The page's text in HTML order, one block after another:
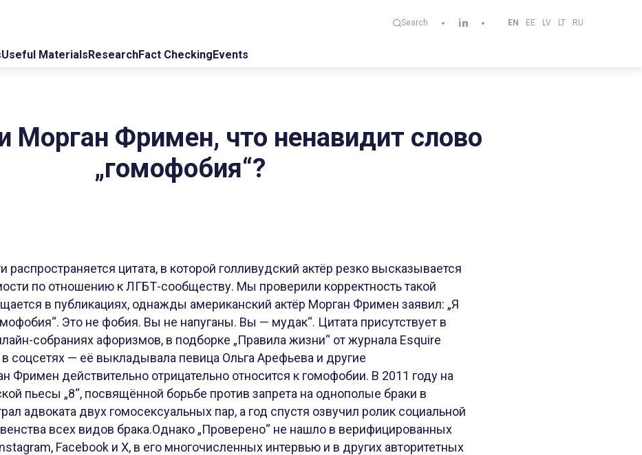
Search EN EE LV LT RU
Useful MaterialsResearchFact CheckingEvents
Морган Фримен, что ненавидит слово
„гомофобия“?
распространяется цитата, в которой голливудский актёр резко высказывается
по отношению к ЛГБТ-сообществу. Мы проверили корректность такой
в публикациях, однажды американский актёр Морган Фримен заявил: „Я
Это не фобия. Вы не напуганы. Вы — мудак“. Цитата присутствует в
собраниях афоризмов, в подборке „Правила жизни“ от журнала Esquire
соцсетях — её выкладывала певица Ольга Арефьева и другие
Фримен действительно отрицательно относится к гомофобии. В 2011 году на
пьесы „8“, посвящённой борьбе против запрета на однополые браки в
адвоката двух гомосексуальных пар, а год спустя озвучил ролик социальной
всех видов брака.Однако „Проверено“ не нашло в верифицированных
Facebook и X, в его многочисленных интервью и в других авторитетных